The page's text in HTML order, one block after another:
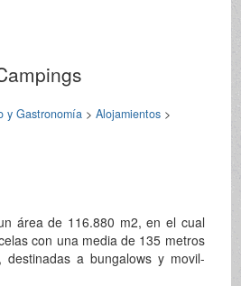
y Gastronomía> Alojamientos>
área de 116.880 m2, en el cual
con una media de 135 metros
destinadas a bungalows y movil-